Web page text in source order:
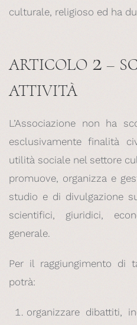
culturale, religioso ed ha
ARTICOLO 2 –
ATTIVITÀ
L’Associazione non ha
esclusivamente finalità
utilità sociale nel settore
promuove, organizza e
studio e di divulgazione
scientifici, giuridici,
generale.
Per il raggiungimento di
potrà:
organizzare dibattiti,